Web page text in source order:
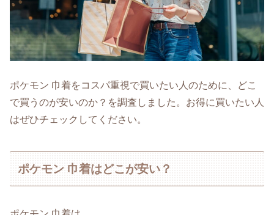
ポケモン 巾着をコスパ重視で買いたい人のために、どこ
で買うのが安いのか？を調査しました。お得に買いたい人
はぜひチェックしてください。
ポケモン 巾着はどこが安い？